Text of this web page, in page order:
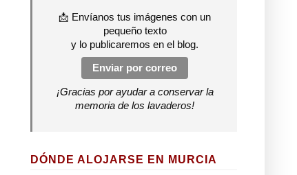
📩 Envíanos tus imágenes con un
pequeño texto
y lo publicaremos en el blog.
Enviar por correo
¡Gracias por ayudar a conservar la
memoria de los lavaderos!
DÓNDE ALOJARSE EN MURCIA